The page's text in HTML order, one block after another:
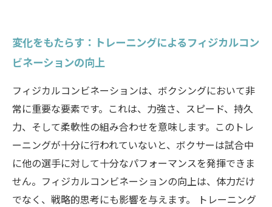
変化をもたらす：トレーニングによるフィジカルコン
ビネーションの向上
フィジカルコンビネーションは、ボクシングにおいて非
常に重要な要素です。これは、力強さ、スピード、持久
力、そして柔軟性の組み合わせを意味します。このトレ
ーニングが十分に行われていないと、ボクサーは試合中
に他の選手に対して十分なパフォーマンスを発揮できま
せん。フィジカルコンビネーションの向上は、体力だけ
でなく、戦略的思考にも影響を与えます。 トレーニング